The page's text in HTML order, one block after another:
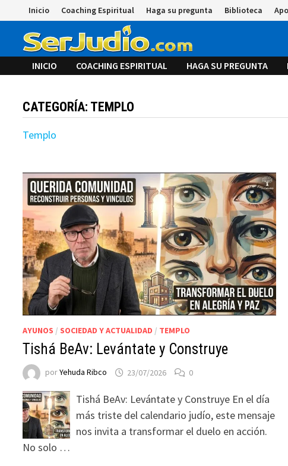
al
contenido
Inicio Coaching Espiritual Haga su pregunta Biblioteca
INICIO COACHING ESPIRITUAL HAGA SU PREGUNTA
CATEGORÍA: TEMPLO
Templo
AYUNOS / SOCIEDAD Y ACTUALIDAD / TEMPLO
Tishá BeAv: Levántate y Construye
porYehuda Ribco 23/07/2026 0
Tishá BeAv: Levántate y Construye En el día
más triste del calendario judío, este mensaje
nos invita a transformar el duelo en acción.
No solo …